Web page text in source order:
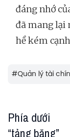
đáng nhớ
đã mang
hề kém
#Quản lý tài
Phía dưới
“tảng băng”